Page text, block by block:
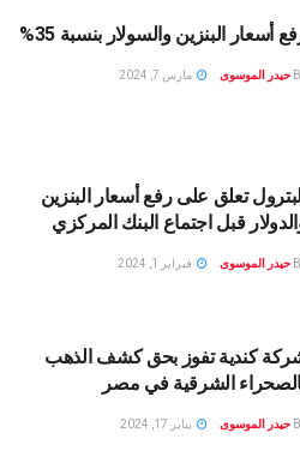
أسعار البنزين والسولار بنسبة 35%
حيدر الموسوى مارس 7, 2024
تعلق على رفع أسعار البنزين
قبل اجتماع البنك المركزي
حيدر الموسوى فبراير 1, 2024
كندية تفوز بحق كشف الذهب
الشرقية في مصر
حيدر الموسوى يناير 17, 2024